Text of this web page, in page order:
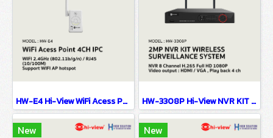
HW-E4 Hi-View WiFi Acess Point 4CH IPC Router Wi-Fi For NVR HW-3308P Hi-View NVR KIT 2MP FHD NVR 8 Chanel WIFI SURVEILANCE SYSTEM Network Camera IP Camera CCTV Camera
New New